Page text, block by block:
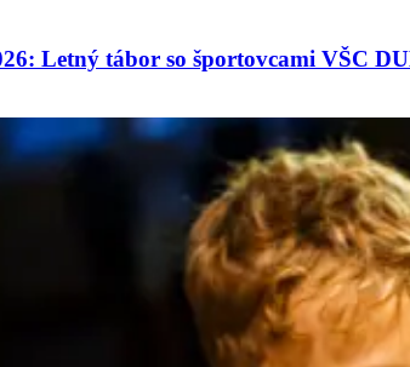
Letný tábor so športovcami VŠC